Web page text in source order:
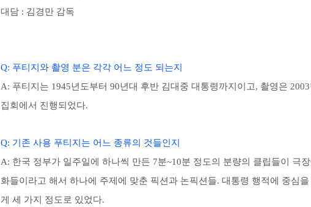
대담 : 김경만 감독
Q: 푸티지와 촬영 분은 각각 어느 정도 되는지
A: 푸티지는 1945년도부터 90년대 후반 김대중 대통령까지이고, 촬영은
집회에서 진행되었다.
Q: 기존 사용 푸티지는 어느 종류의 것들인지
A: 한국 정부가 일주일에 하나씩 만든 7분~10분 정도의 분량의 클립들이 극
화들이라고 해서 하나에 주제에 맞춘 픽션과 논픽션들. 대통령 행적에 중심
게 세 가지 정도로 있었다.